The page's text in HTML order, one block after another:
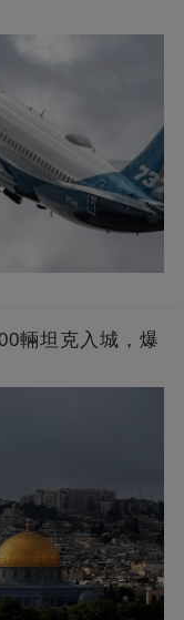
輛坦克入城，爆